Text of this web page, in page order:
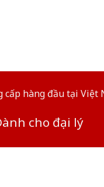
hàng đầu tại Việt
cho đại lý